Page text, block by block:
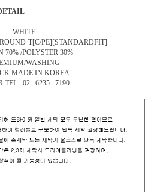
- WHITE
T[C/PE][STANDARDFIT]
/POLYSTER 30%
WASHING
MADE IN KOREA
TEL : 02 . 6235 . 7190